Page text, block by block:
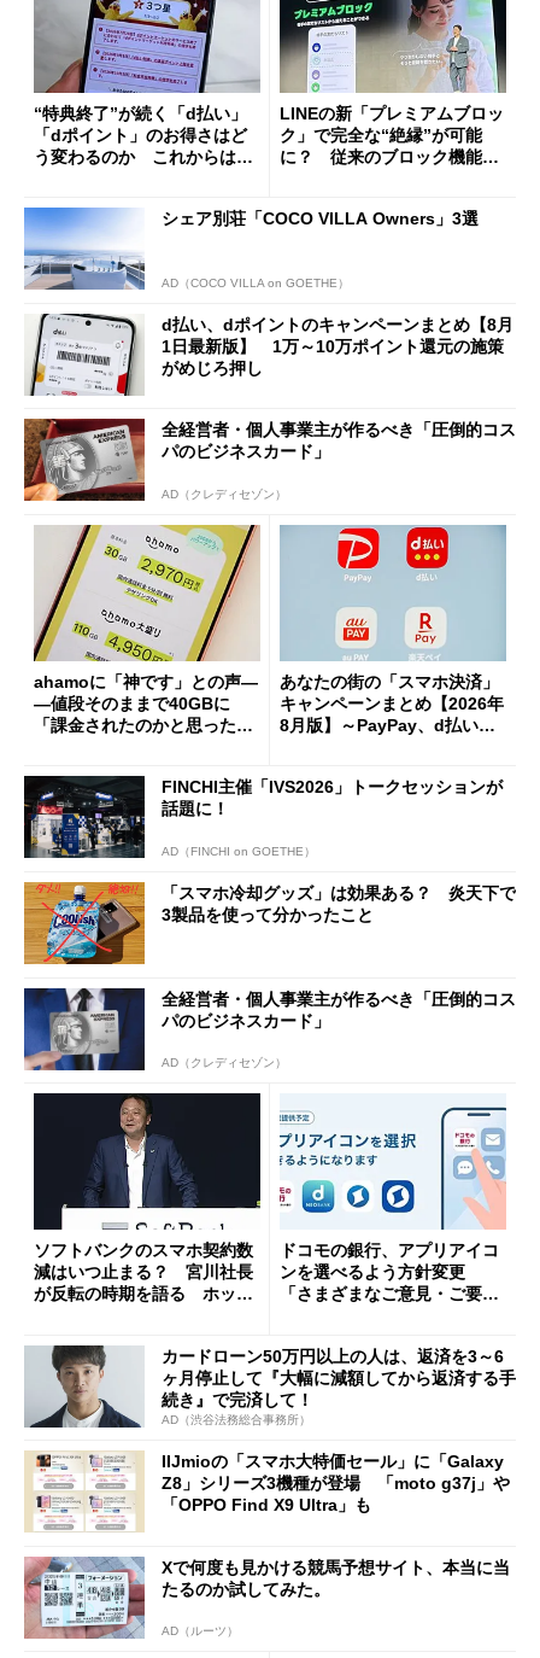
“特典終了”が続く「d払い」
「dポイント」のお得さはど
う変わるのか これからは
LINEの新「プレミアムブロッ
ク」で完全な“絶縁”が可能
に？ 従来のブロック機能と
シェア別荘「COCO VILLA Owners」3選
AD（COCO VILLA on GOETHE）
d払い、dポイントのキャンペーンまとめ【8月
1日最新版】 1万～10万ポイント還元の施策
がめじろ押し
全経営者・個人事業主が作るべき「圧倒的コス
パのビジネスカード」
AD（クレディセゾン）
ahamoに「神です」との声―
―値段そのままで40GBに
「課金されたのかと思った」
あなたの街の「スマホ決済」
キャンペーンまとめ【2026年
8月版】～PayPay、d払い、a
FINCHI主催「IVS2026」トークセッションが
話題に！
AD（FINCHI on GOETHE）
「スマホ冷却グッズ」は効果ある？ 炎天下で
3製品を使って分かったこと
全経営者・個人事業主が作るべき「圧倒的コス
パのビジネスカード」
AD（クレディセゾン）
ソフトバンクのスマホ契約数
減はいつ止まる？ 宮川社長
が反転の時期を語る ホッピ
ドコモの銀行、アプリアイコ
ンを選べるよう方針変更
「さまざまなご意見・ご要望
カードローン50万円以上の人は、返済を3～6
ヶ月停止して『大幅に減額してから返済する手
続き』で完済して！
AD（渋谷法務総合事務所）
IIJmioの「スマホ大特価セール」に「Galaxy
Z8」シリーズ3機種が登場 「moto g37j」や
「OPPO Find X9 Ultra」も
Xで何度も見かける競馬予想サイト、本当に当
たるのか試してみた。
AD（ルーツ）